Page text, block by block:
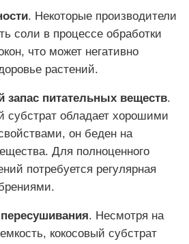
. Некоторые производители
соли в процессе обработки
что может негативно
растений.
запас питательных веществ.
субстрат обладает хорошими
он беден на
Для полноценного
потребуется регулярная
. Несмотря на
кокосовый субстрат